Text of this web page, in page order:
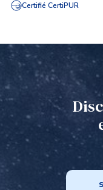
Certifié CertiPUR